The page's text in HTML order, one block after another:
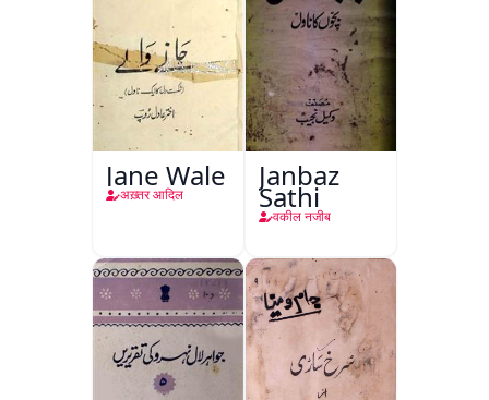
Jane Wale
अख़्तर आदिल
Janbaz
Sathi
वकील नजीब